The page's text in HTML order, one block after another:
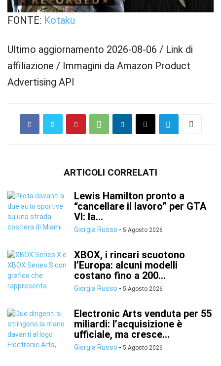
FONTE: Kotaku
Ultimo aggiornamento 2026-08-06 / Link di
affiliazione / Immagini da Amazon Product
Advertising API
ARTICOLI CORRELATI
Lewis Hamilton pronto a
“cancellare il lavoro” per GTA
VI: la...
Giorgia Russo - 5 Agosto 2026
XBOX, i rincari scuotono
l’Europa: alcuni modelli
costano fino a 200...
Giorgia Russo - 5 Agosto 2026
Electronic Arts venduta per 55
miliardi: l’acquisizione è
ufficiale, ma cresce...
Giorgia Russo - 5 Agosto 2026